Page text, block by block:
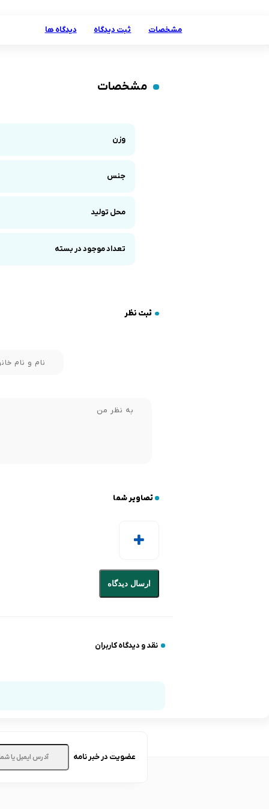
مشخصات ثبت دیدگاه دیدگاه ها
مشخصات
وزن
جنس
محل تولید
تعداد موجود در بسته
ثبت نظر
تصاویر شما
ارسال دیدگاه
نقد و دیدگاه کاربران
عضویت در خبر نامه